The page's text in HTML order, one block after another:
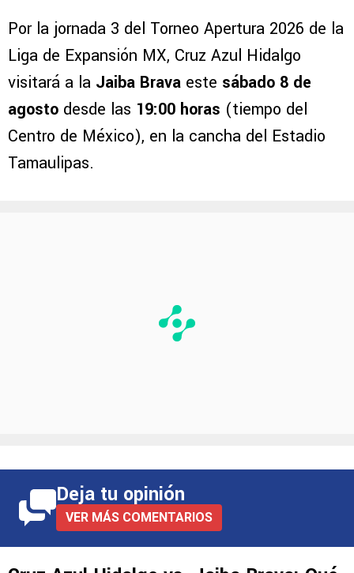
Por la jornada 3 del Torneo Apertura 2026 de la
Liga de Expansión MX, Cruz Azul Hidalgo
visitará a la Jaiba Brava este sábado 8 de
agosto desde las 19:00 horas (tiempo del
Centro de México), en la cancha del Estadio
Tamaulipas.
Deja tu opinión
VER MÁS COMENTARIOS